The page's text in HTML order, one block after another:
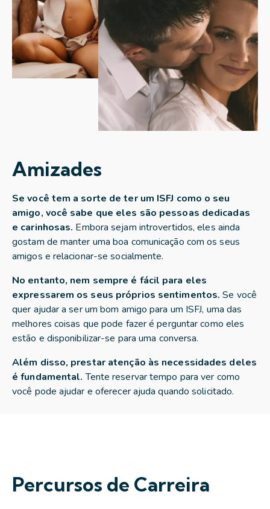
Amizades
Se você tem a sorte de ter um ISFJ como o seu
amigo, você sabe que eles são pessoas dedicadas
e carinhosas. Embora sejam introvertidos, eles ainda
gostam de manter uma boa comunicação com os seus
amigos e relacionar-se socialmente.
No entanto, nem sempre é fácil para eles
expressarem os seus próprios sentimentos. Se você
quer ajudar a ser um bom amigo para um ISFJ, uma das
melhores coisas que pode fazer é perguntar como eles
estão e disponibilizar-se para uma conversa.
Além disso, prestar atenção às necessidades deles
é fundamental. Tente reservar tempo para ver como
você pode ajudar e oferecer ajuda quando solicitado.
Percursos de Carreira